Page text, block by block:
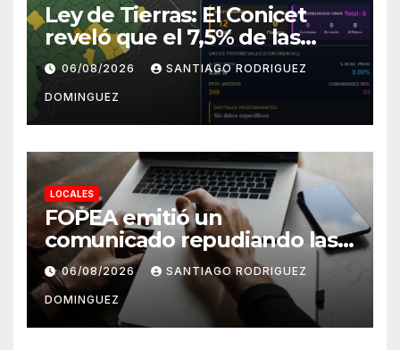
Ley de Tierras: El Conicet
reveló que el 7,5% de las
tierras rurales de Mar del
Plata pertenecen a
extranjeros
06/08/2026 SANTIAGO RODRIGUEZ
DOMINGUEZ
LOCALES
FOPEA emitió un
comunicado repudiando las
cuentas pseudo periodísticas
de Instagram en Mar del
Plata
06/08/2026 SANTIAGO RODRIGUEZ
DOMINGUEZ